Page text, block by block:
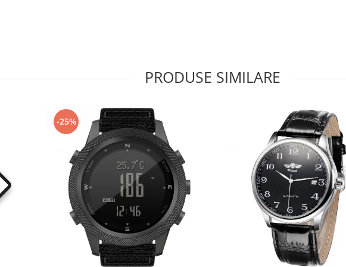
PRODUSE SIMILARE
-25%